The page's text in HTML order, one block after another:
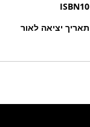
ISBN10
תאריך יציאה לאור